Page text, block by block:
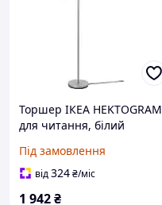
Торшер ІКЕА HEKTOGRAM
для читання, білий
Під замовлення
від324₴/міс
1 942₴